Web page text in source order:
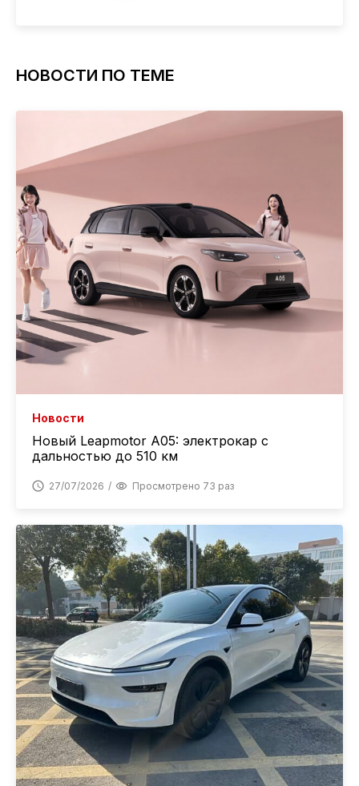
НОВОСТИ ПО ТЕМЕ
Новости
Новый Leapmotor A05: электрокар с
дальностью до 510 км
27/07/2026 Просмотрено 73 раз